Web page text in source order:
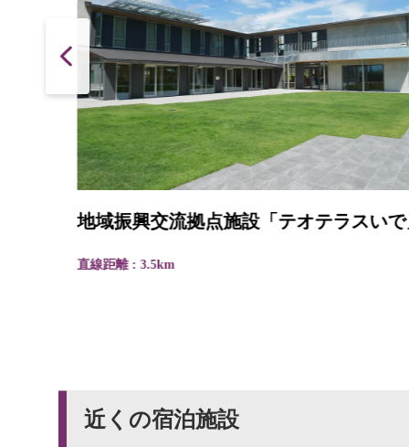
地域振興交流拠点施設「テオテラスいで」
直線距離 : 3.5km
近くの宿泊施設